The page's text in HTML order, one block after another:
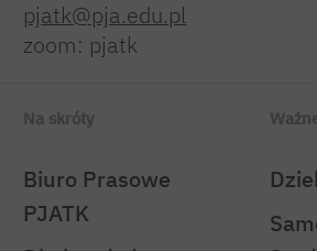
pjatk@pja.edu.pl
zoom: pjatk
Na skróty
Biuro Prasowe
PJATK